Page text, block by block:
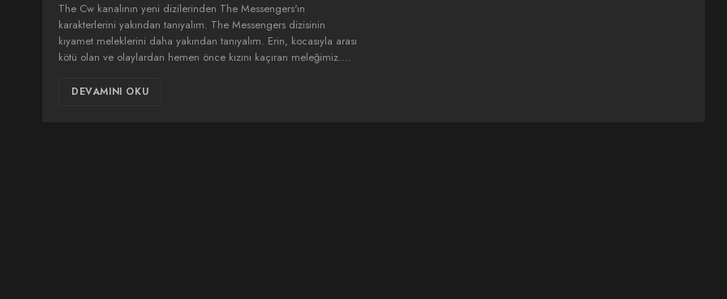
The Cw kanalının yeni dizilerinden The Messengers'ın
karakterlerini yakından tanıyalım. The Messengers dizisinin
kıyamet meleklerini daha yakından tanıyalım. Erin, kocasıyla arası
kötü olan ve olaylardan hemen önce kızını kaçıran meleğimiz.…
DEVAMINI OKU